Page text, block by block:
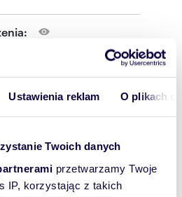
Ustawienia reklam O plikach
Twoich danych
przetwarzamy Twoje
IP, korzystając z takich
dwustanowiskowy,
rekreacyjne,
sypialnie, jedna z
łazienką, oraz druga
i prysznicem.
w bardzo dobrym stanie
technologii tradycyjnej.
ocieplony wełną
wodno-
aby
oferty